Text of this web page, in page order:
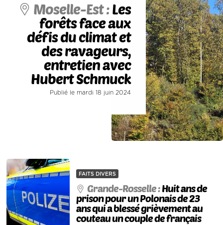
Moselle-Est :Les
forêts face aux
défis du climat et
des ravageurs,
entretien avec
Hubert Schmuck
Publié le mardi 18 juin 2024
FAITS DIVERS
Grande-Rosselle :Huit ans de
prison pour un Polonais de 23
ans qui a blessé grièvement au
couteau un couple de français